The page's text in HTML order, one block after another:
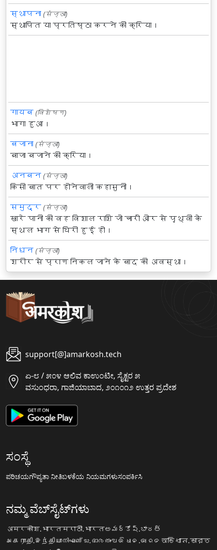
स्थापना (संज्ञा)
स्थापित या प्रतिष्ठा करने की क्रिया।
गायब (विशेषण)
भागा हुआ।
बजाना (संज्ञा)
बाजा बजाने की क्रिया।
अनबन (संज्ञा)
किसी बात पर होनेवाली कहासुनी।
समुद्र (संज्ञा)
खारे पानी की वह विशाल राशि जो चारों ओर से पृथ्वी के
स्थल भाग से घिरी हुई हो।
निधन (संज्ञा)
शरीर से प्राण निकल जाने के बाद की अवस्था।
support[@]amarkosh.tech
ಏ-೮ / ೫೦೪ ಆಲಿವ ಕಾಉಂಟೀ, ಸೈಕ್ಟರ ೫
ವಸುಂಧರಾ, ಗಾಜಿಯಾಬಾದ, ೨೦೧೦೧೨ ಉತ್ತರ ಪ್ರದೇಶ
ಸಂಸ್ಥೆ
ಪರಿಚಯಗೌಪ್ಯತಾ ನೀತಿಬಳಕೆಯ ನಿಯಮಗಳುಸಂಪರ್ಕಿಸಿ
ನಮ್ಮ ವೆಬ್‌ಸೈಟ್‌ಗಳು
अमरकोश.भारतमराठी.भारतఅమర్కోష్.భారత్
அகராதி.இந்தியாനിഘണ്ടു.ഭാരതംଅଭିଧାନ.ଭାରତ অভিধান.ভারত